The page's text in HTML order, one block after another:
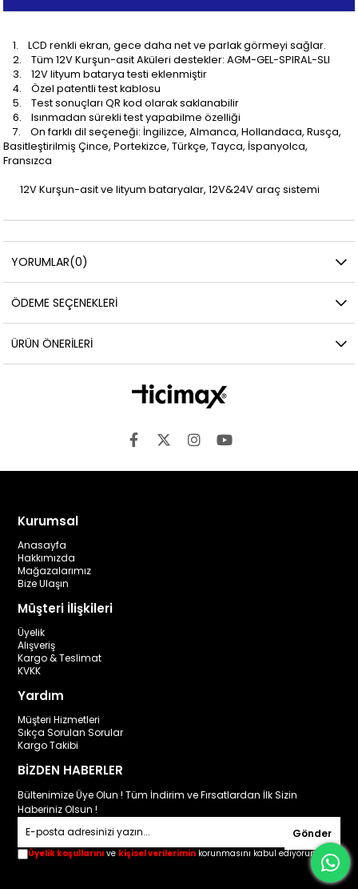
1. LCD renkli ekran, gece daha net ve parlak görmeyi sağlar.
2. Tüm 12V Kurşun-asit Aküleri destekler: AGM-GEL-SPIRAL-SLI
3. 12V lityum batarya testi eklenmiştir
4. Özel patentli test kablosu
5. Test sonuçları QR kod olarak saklanabilir
6. Isınmadan sürekli test yapabilme özelliği
7. On farklı dil seçeneği: İngilizce, Almanca, Hollandaca, Rusça,
Basitleştirilmiş Çince, Portekizce, Türkçe, Tayca, İspanyolca,
Fransızca
12V Kurşun-asit ve lityum bataryalar, 12V&24V araç sistemi
YORUMLAR(0)
ÖDEME SEÇENEKLERI
ÜRÜN ÖNERILERI
Kurumsal
Anasayfa
Hakkımızda
Mağazalarımız
Bize Ulaşın
Müşteri İlişkileri
Üyelik
Alışveriş
Kargo & Teslimat
KVKK
Yardım
Müşteri Hizmetleri
Sıkça Sorulan Sorular
Kargo Takibi
BİZDEN HABERLER
Bültenimize Üye Olun ! Tüm İndirim ve Fırsatlardan İlk Sizin
Haberiniz Olsun !
Gönder
Üyelik koşullarını ve kişisel verilerimin korunmasını kabul ediyorum.